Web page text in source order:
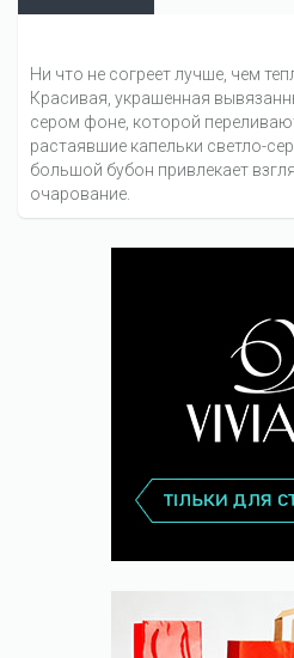
Ни что не согреет лучше, чем
Красивая, украшенная
сером фоне, которой
растаявшие капельки светло-
большой бубон привлекает
очарование.